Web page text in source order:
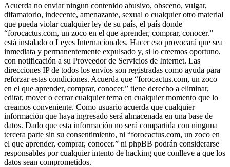
Acuerda no enviar ningun contenido abusivo, obsceno, vulgar,
difamatorio, indecente, amenazante, sexual o cualquier otro material
que pueda violar cualquier ley de su país, el país donde
“forocactus.com, un zoco en el que aprender, comprar, conocer.”
está instalado o Leyes Internacionales. Hacer eso provocará que sea
inmediata y permanentemente expulsado y, si lo creemos oportuno,
con notificación a su Proveedor de Servicios de Internet. Las
direcciones IP de todos los envíos son registradas como ayuda para
reforzar estas condiciones. Acuerda que “forocactus.com, un zoco
en el que aprender, comprar, conocer.” tiene derecho a eliminar,
editar, mover o cerrar cualquier tema en cualquier momento que lo
creamos conveniente. Como usuario acuerda que cualquier
información que haya ingresado será almacenada en una base de
datos. Dado que esta información no será compartida con ninguna
tercera parte sin su consentimiento, ni “forocactus.com, un zoco en
el que aprender, comprar, conocer.” ni phpBB podrán considerarse
responsables por cualquier intento de hacking que conlleve a que los
datos sean comprometidos.